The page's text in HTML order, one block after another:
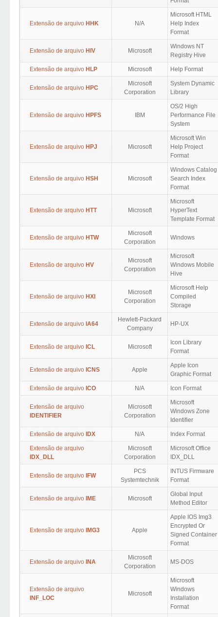
Extensão de arquivo HHK N/A
Microsoft HTML
Help Index
Format
Extensão de arquivo HIV Microsoft
Windows NT
Registry Hive
Extensão de arquivo HLP Microsoft Help Format
Extensão de arquivo HPC
Microsoft
Corporation
System Dynamic
Library
Extensão de arquivo HPFS IBM
OS/2 High
Performance File
System
Extensão de arquivo HPJ Microsoft
Microsoft Win
Help Project
Format
Extensão de arquivo HSH Microsoft
Windows Catalog
Search Index
Format
Extensão de arquivo HTT Microsoft
Microsoft
HyperText
Template Format
Extensão de arquivo HTW
Microsoft
Corporation
Windows
Extensão de arquivo HV
Microsoft
Corporation
Microsoft
Windows Mobile
Hive
Extensão de arquivo HXI
Microsoft
Corporation
Microsoft Help
Compiled
Storage
Extensão de arquivo IA64
Hewlett-Packard
Company
HP-UX
Extensão de arquivo ICL Microsoft
Icon Library
Format
Extensão de arquivo ICNS Apple
Apple Icon
Graphic Format
Extensão de arquivo ICO N/A Icon Format
Extensão de arquivo
IDENTIFIER
Microsoft
Corporation
Microsoft
Windows Zone
Identifier
Extensão de arquivo IDX N/A Index Format
Extensão de arquivo
IDX_DLL
Microsoft
Corporation
Microsoft Office
IDX_DLL
Extensão de arquivo IFW
PCS
Systemtechnik
INTUS Firmware
Format
Extensão de arquivo IME Microsoft
Global Input
Method Editor
Extensão de arquivo IMG3 Apple
Apple IOS Img3
Encrypted Or
Signed Container
Format
Extensão de arquivo INA
Microsoft
Corporation
MS-DOS
Extensão de arquivo
INF_LOC
Microsoft
Microsoft
Windows
Installation
Format